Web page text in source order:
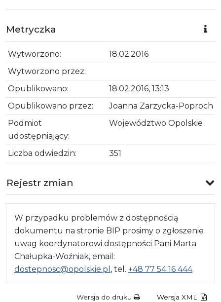
Metryczka
Wytworzono:
18.02.2016
Wytworzono przez:
Opublikowano:
18.02.2016, 13:13
Opublikowano przez:
Joanna Zarzycka-Poproch
Podmiot
udostępniający:
Województwo Opolskie
Liczba odwiedzin: 351
Rejestr zmian
W przypadku problemów z dostępnością
dokumentu na stronie BIP prosimy o zgłoszenie
uwag koordynatorowi dostępności Pani Marta
Chałupka-Woźniak, email:
dostepnosc@opolskie.pl , tel. +48 77 54 16 444.
Wersja do druku Wersja XML